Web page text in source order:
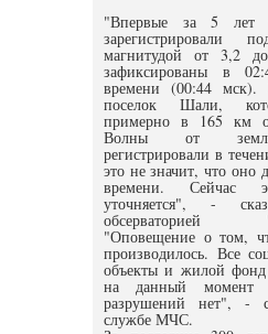
"Впервые за 5 лет
зарегистрировали
магнитудой от 3,2
зафиксированы в
времени (00:44 мск).
поселок Шали,
примерно в 165 км
Волны от
регистрировали в
это не значит, что оно
времени. Сейчас
уточняется", -
обсерваторией
"Оповещение о том,
производилось. Все
объекты и жилой
на данный момент
разрушений нет", -
службе МЧС.